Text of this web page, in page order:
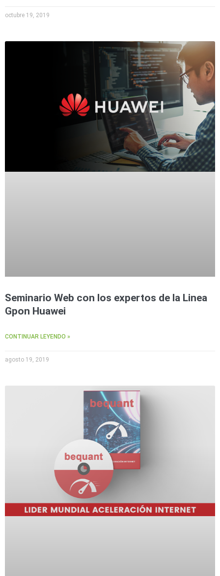
octubre 19, 2019
Seminario Web con los expertos de la Linea
Gpon Huawei
CONTINUAR LEYENDO »
agosto 19, 2019